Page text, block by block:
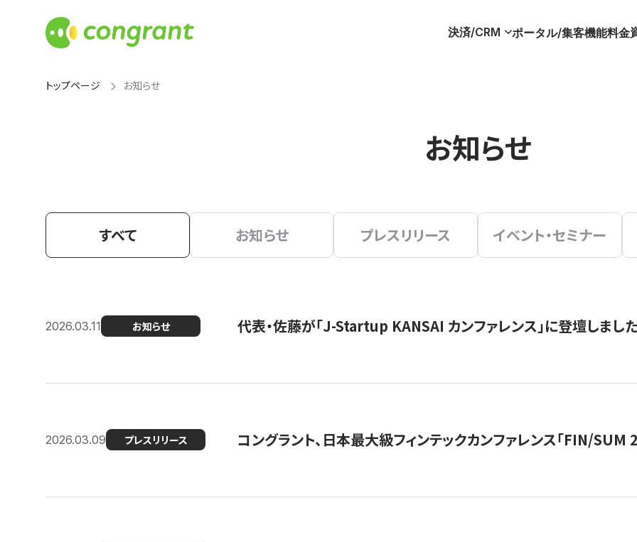
決済/CRM ポータル/集客機能料金
トップページ お知らせ
お知らせ
すべて お知らせ プレスリリース イベント・セミナー
2026.03.11 お知らせ 代表・佐藤が「J-Startup KANSAI カンファレンス」に登壇しまし
2026.03.09 プレスリリース コングラント、日本最大級フィンテックカンファレンス「FIN/SUM